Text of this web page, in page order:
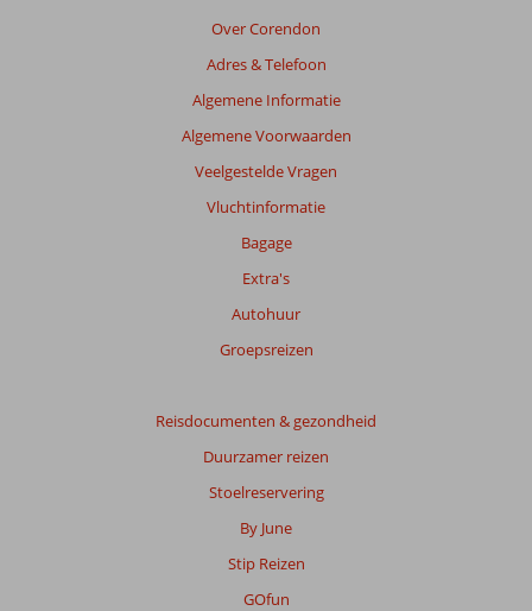
Over Corendon
Adres & Telefoon
Algemene Informatie
Algemene Voorwaarden
Veelgestelde Vragen
Vluchtinformatie
Bagage
Extra's
Autohuur
Groepsreizen
Reisdocumenten & gezondheid
Duurzamer reizen
Stoelreservering
By June
Stip Reizen
GOfun